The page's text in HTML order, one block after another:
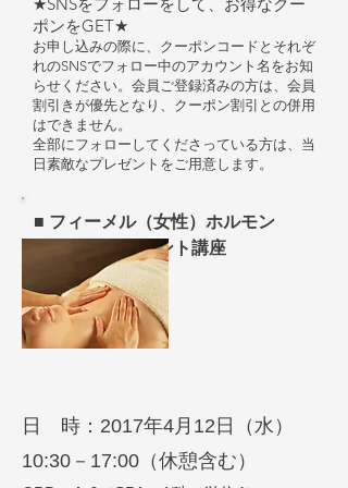
★SNSをフォローをして、お得なクー
ポンをGET★
お申し込みの際に、クーポンコードとそれぞ
れのSNSでフォロー中のアカウント名をお知
らせください。会員ご登録済みの方は、会員
割引きが優先となり、クーポン割引との併用
はできません。
全部にフォローしてくださっている方は、当
日素敵なプレゼントをご用意します。
■ フィーメル（女性）ホルモン
SPAトリートメント講座
日 時：2017年4月12日（水）
10:30－17:00（休憩含む）